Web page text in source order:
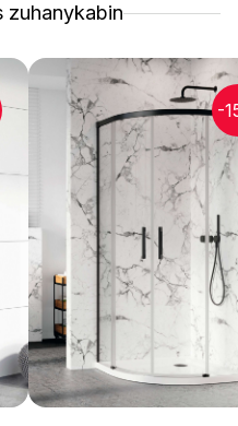
zuhanykabin
-